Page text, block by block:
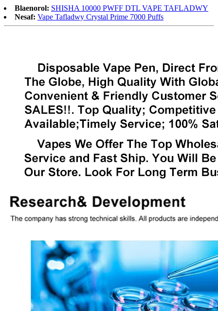
Blaenorol: SHISHA 10000 PWFF DTL VAPE TAFLADWY
Nesaf: Vape Tafladwy Crystal Prime 7000 Puffs